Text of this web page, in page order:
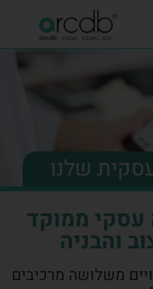
שלנו
עסקי ממוקד
והבניה
משלושה מרכיבים